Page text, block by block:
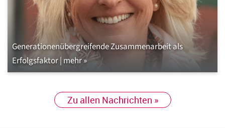
Generationenübergreifende Zusammenarbeit als
Erfolgsfaktor | mehr »
Zu allen Nachrichten »